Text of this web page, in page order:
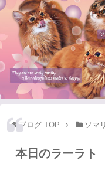
ブログ TOP ソマ
本日のラーラト